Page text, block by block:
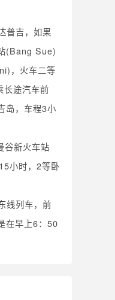
普吉，如果
(Bang Sue)
，火车二等
长途汽车前
岛，车程3小
谷新火车站
小时，2等卧
线列车，前
在早上6：50